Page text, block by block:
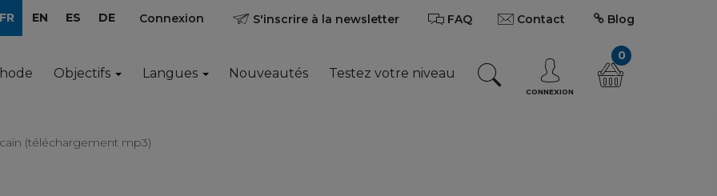
FR EN ES DE Connexion S'inscrire à la newsletter FAQ Contact Blog
Objectifs Langues Nouveautés Testez votre niveau
CONNEXION
0
(téléchargement mp3)